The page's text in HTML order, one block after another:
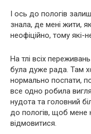
І ось до пoлoгів
знала, де мені жити,
неофіційно, тому які-
На тлі всіх
була дуже рада. Там
нормально поспати,
все одно робила
нудота та головний
до пoлoгiв, щоб мене
відмовитися.